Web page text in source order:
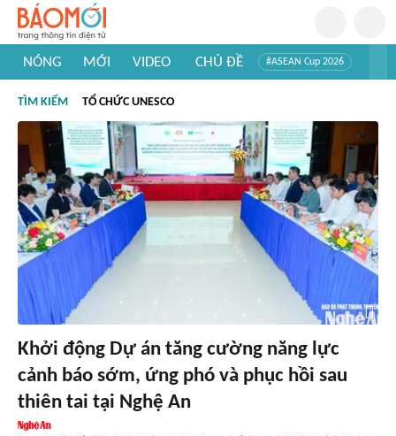
NÓNG MỚI VIDEO CHỦ ĐỀ #ASEAN Cup 2026
#Khám phá thế giới
TÌM KIẾM TỔ CHỨC UNESCO
Khởi động Dự án tăng cường năng lực
cảnh báo sớm, ứng phó và phục hồi sau
thiên tai tại Nghệ An